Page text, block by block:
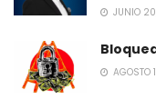
JUNIO
AGOSTO